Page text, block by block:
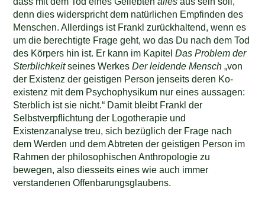
denn dies widerspricht dem natürlichen Empfinden des
Menschen. Allerdings ist Frankl zurückhaltend, wenn es
um die berechtigte Frage geht, wo das Du nach dem Tod
des Körpers hin ist. Er kann im KapitelDas Problem der
Sterblichkeitseines WerkesDer leidende Mensch „von
der Existenz der geistigen Person jenseits deren Ko-
existenz mit dem Psychophysikum nur eines aussagen:
Sterblich ist sie nicht.“ Damit bleibt Frankl der
Selbstverpflichtung der Logotherapie und
Existenzanalyse treu, sich bezüglich der Frage nach
dem Werden und dem Abtreten der geistigen Person im
Rahmen der philosophischen Anthropologie zu
bewegen, also diesseits eines wie auch immer
verstandenen Offenbarungsglaubens.